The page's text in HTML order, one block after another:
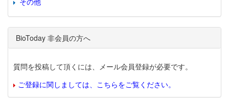
BioToday 非会員の方へ
質問を投稿して頂くには、メール会員登録が必要です。
ご登録に関しましては、こちらをご覧ください。